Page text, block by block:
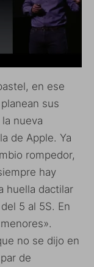
en ese
sus
nueva
de Apple. Ya
rompedor,
hay
huella dactilar
5 al 5S. En
no se dijo en
de